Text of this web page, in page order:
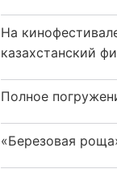
На
казахстанский
Полное
«Березовая